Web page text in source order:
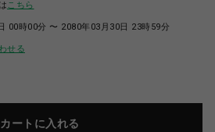
こちら
00時00分 〜 2080年03月30日 23時59分
せる
カートに入れる